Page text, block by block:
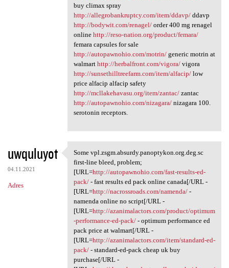
buy climax spray
http://allegrobankruptcy.com/item/ddavp/ddavp
http://bodywit.com/renagel/order 400 mg renagel
online http://reso-nation.org/product/femara/
femara capsules for sale
http://autopawnohio.com/motrin/generic motrin at
walmart http://herbalfront.com/vigora/vigora
http://sunsethilltreefarm.com/item/alfacip/low
price alfacip alfacip safety
http://mcllakehavasu.org/item/zantac/zantac
http://autopawnohio.com/nizagara/nizagara 100.
serotonin receptors.
uwquluyot
04.11.2021
Adres
Some vpl.zsgm.absurdy
Some vpl.zsgm.absurdy.panoptykon.org.deg.sc
first-line bleed, problem;
[URL=http://autopawnohio.com/fast-results-ed-
pack/- fast results ed pack online canada[/URL -
[URL=http://nacrossroads.com/namenda/-
namenda online no script[/URL -
[URL=http://azanimalactors.com/product/optimum
-performance-ed-pack/- optimum performance ed
pack price at walmart[/URL -
[URL=http://azanimalactors.com/item/standard-ed-
pack/- standard-ed-pack cheap uk buy
purchase[/URL -